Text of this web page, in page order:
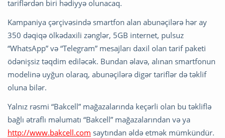
tariflərdən biri hədiyyə olunacaq.
Kampaniya çərçivəsində smartfon alan abunəçilərə hər ay
350 dəqiqə ölkədaxili zənglər, 5GB internet, pulsuz
“WhatsApp” və “Telegram” mesajları daxil olan tarif paketi
ödənişsiz təqdim ediləcək. Bundan əlavə, alınan smartfonun
modelinə uyğun olaraq, abunəçilərə digər tariflər də təklif
oluna bilər.
Yalnız rəsmi “Bakcell” mağazalarında keçərli olan bu təkliflə
bağlı ətraflı məlumatı “Bakcell” mağazalarından və ya
http://www.bakcell.com saytından əldə etmək mümkündür.